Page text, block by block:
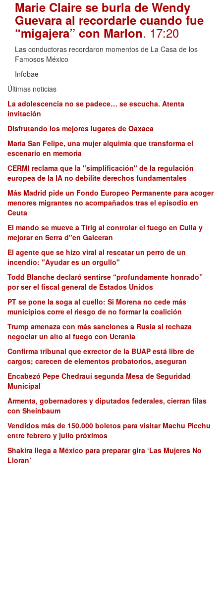
Marie Claire se burla de Wendy
Guevara al recordarle cuando fue
“migajera” con Marlon. 17:20
Las conductoras recordaron momentos de La Casa de los
Famosos México
Infobae
Últimas noticias
La adolescencia no se padece… se escucha. Atenta
invitación
Disfrutando los mejores lugares de Oaxaca
María San Felipe, una mujer alquimia que transforma el
escenario en memoria
CERMI reclama que la "simplificación" de la regulación
europea de la IA no debilite derechos fundamentales
Más Madrid pide un Fondo Europeo Permanente para acoger
menores migrantes no acompañados tras el episodio en
Ceuta
El mando se mueve a Tírig al controlar el fuego en Culla y
mejorar en Serra d"en Galceran
El agente que se hizo viral al rescatar un perro de un
incendio: "Ayudar es un orgullo"
Todd Blanche declaró sentirse “profundamente honrado”
por ser el fiscal general de Estados Unidos
PT se pone la soga al cuello: Si Morena no cede más
municipios corre el riesgo de no formar la coalición
Trump amenaza con más sanciones a Rusia si rechaza
negociar un alto al fuego con Ucrania
Confirma tribunal que exrector de la BUAP está libre de
cargos; carecen de elementos probatorios, aseguran
Encabezó Pepe Chedraui segunda Mesa de Seguridad
Municipal
Armenta, gobernadores y diputados federales, cierran filas
con Sheinbaum
Vendidos más de 150.000 boletos para visitar Machu Picchu
entre febrero y julio próximos
Shakira llega a México para preparar gira ‘Las Mujeres No
Lloran’